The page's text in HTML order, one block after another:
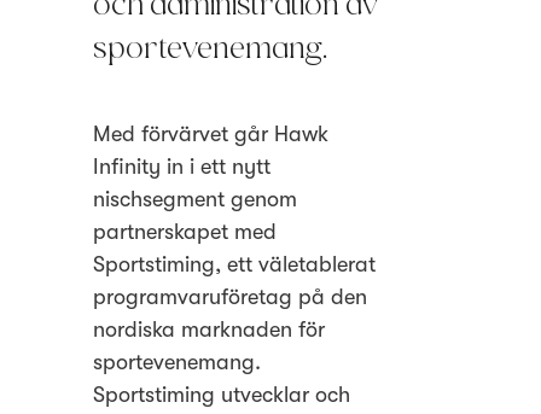
sportevenemang.
Med förvärvet går Hawk
Infinity in i ett nytt
nischsegment genom
partnerskapet med
Sportstiming, ett väletablerat
programvaruföretag på den
nordiska marknaden för
sportevenemang.
Sportstiming utvecklar och